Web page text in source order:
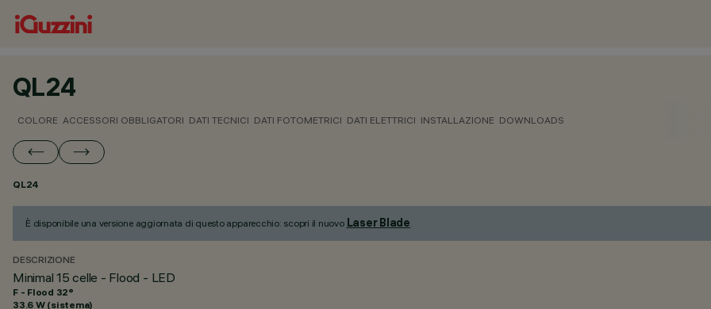
QL24
COLORE ACCESSORI OBBLIGATORI DATI TECNICI DATI FOTOMETRICI DATI ELETTRICI INSTALLAZIONE DOWNLOADS
QL24
È disponibile una versione aggiornata di questo apparecchio: scopri il nuovo Laser Blade.
DESCRIZIONE
Minimal 15 celle - Flood - LED
F - Flood 32°
33.6 W (sistema)